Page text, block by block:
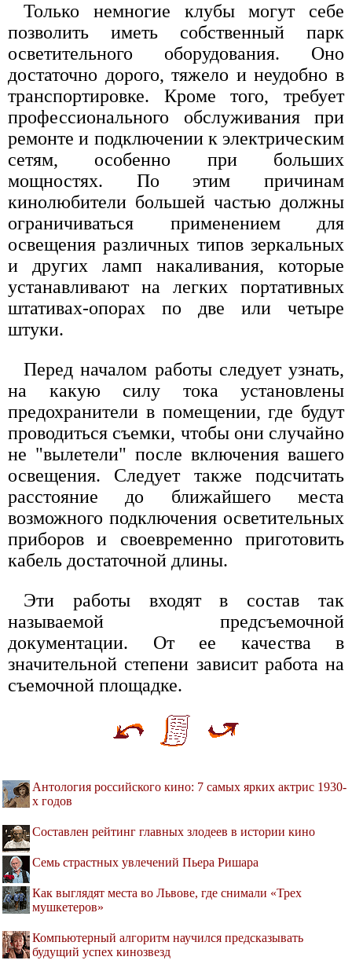
Только немногие клубы могут себе
позволить иметь собственный парк
осветительного оборудования. Оно
достаточно дорого, тяжело и неудобно в
транспортировке. Кроме того, требует
профессионального обслуживания при
ремонте и подключении к электрическим
сетям, особенно при больших
мощностях. По этим причинам
кинолюбители большей частью должны
ограничиваться применением для
освещения различных типов зеркальных
и других ламп накаливания, которые
устанавливают на легких портативных
штативах-опорах по две или четыре
штуки.
Перед началом работы следует узнать,
на какую силу тока установлены
предохранители в помещении, где будут
проводиться съемки, чтобы они случайно
не "вылетели" после включения вашего
освещения. Следует также подсчитать
расстояние до ближайшего места
возможного подключения осветительных
приборов и своевременно приготовить
кабель достаточной длины.
Эти работы входят в состав так
называемой предсъемочной
документации. От ее качества в
значительной степени зависит работа на
съемочной площадке.
Антология российского кино: 7 самых ярких актрис 1930-
х годов
Составлен рейтинг главных злодеев в истории кино
Семь страстных увлечений Пьера Ришара
Как выглядят места во Львове, где снимали «Трех
мушкетеров»
Компьютерный алгоритм научился предсказывать
будущий успех кинозвезд